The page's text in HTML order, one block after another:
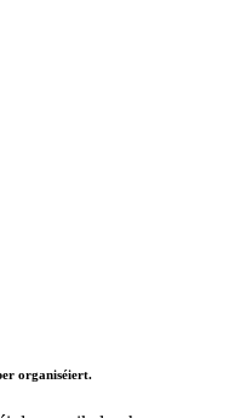
organiséiert.